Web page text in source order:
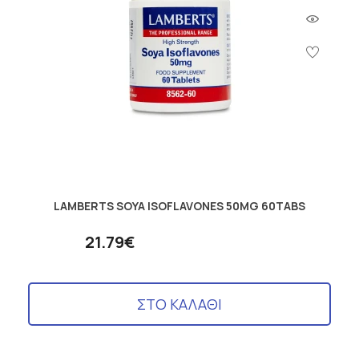
LAMBERTS SOYA ISOFLAVONES 50MG 60TABS
21.79€
ΣΤΟ ΚΑΛΑΘΙ